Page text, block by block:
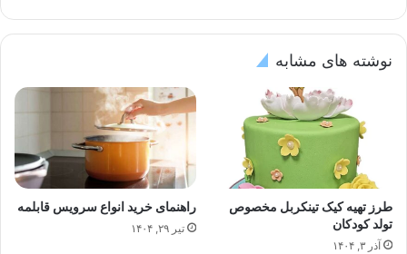
نوشته های مشابه
طرز تهیه کیک تینکربل مخصوص
تولد کودکان
آذر ۳, ۱۴۰۴
راهنمای خرید انواع سرویس قابلمه
تیر ۲۹, ۱۴۰۴